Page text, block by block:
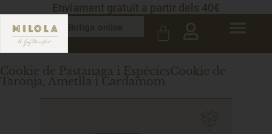
Enviament gratuït a partir dels 40€
Cookie de Pastanaga i EspèciesCookie de
Taronja, Ametlla i Cardamom